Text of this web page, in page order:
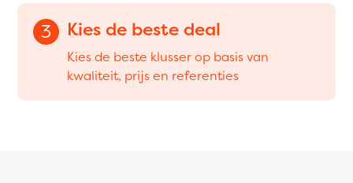
3 Kies de beste deal
Kies de beste klusser op basis van
kwaliteit, prijs en referenties